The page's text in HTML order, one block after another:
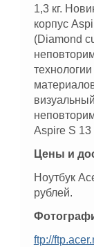
1,3 кг.
корпус
(Diamond
Aspire S 13
Цены и
Ноутбук
рублей.
ftp://